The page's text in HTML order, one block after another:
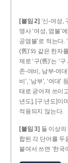
[붙임 2] ‘신-여성,
명사 ‘여성, 염불’
공염불’로 적는다.
(舊)’와 같은 한자
제로 ‘구(舊)’는 ‘
존­-여비, 남부-­여대
비’, ‘남부’, ‘여대
태로 굳어져 쓰이
년도], [구ː년도]이
적용되지 않는다.
[붙임 3] 둘 이상
합된 각 단어를 두
붙여서 쓰면 ‘한국